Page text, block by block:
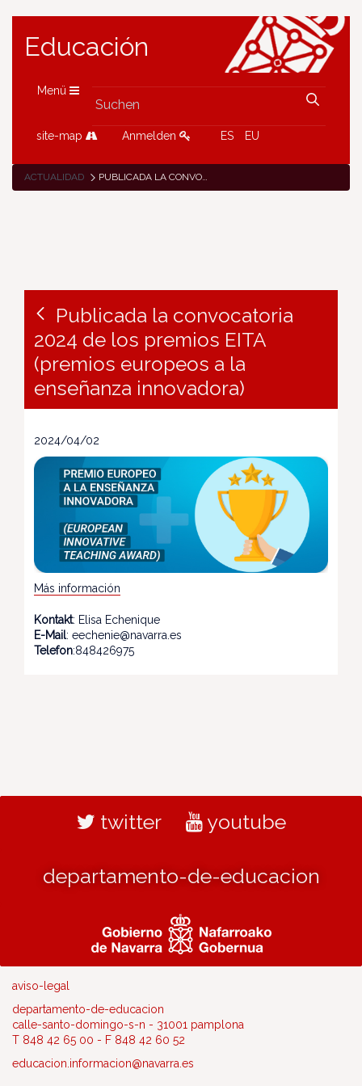
Educación
Menü
site-map Anmelden ES EU
ACTUALIDAD PUBLICADA LA CONVOCATORIA 2024 DE LOS PREMIOS EITA (PREMIOS EUROPEOS A LA ENSEÑANZA INNOVADORA)
Publicada la convocatoria
2024 de los premios EITA
(premios europeos a la
enseñanza innovadora)
2024/04/02
Más información
Kontakt: Elisa Echenique
E-Mail: eechenie@navarra.es
Telefon:848426975
twitter youtube
departamento-de-educacion
aviso-legal
departamento-de-educacion
calle-santo-domingo-s-n - 31001 pamplona
T 848 42 65 00 - F 848 42 60 52
educacion.informacion@navarra.es